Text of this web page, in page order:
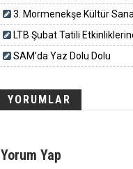
3. Mormenekşe Kültür
LTB Şubat Tatili
SAM’da Yaz Dolu Dolu
YORUMLAR
Yorum Yap